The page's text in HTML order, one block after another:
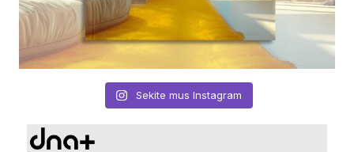
Sekite mus Instagram